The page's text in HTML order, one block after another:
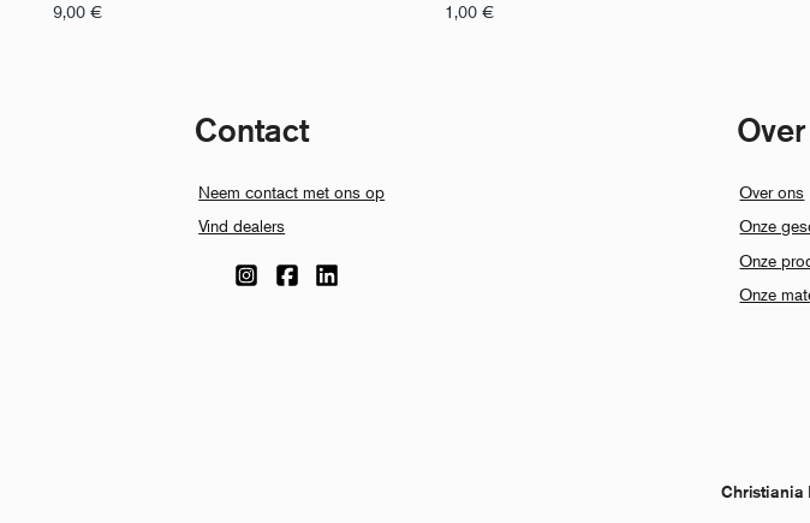
9,00 € 1,00 €
Contact
Neem contact met ons op
Vind dealers
Over ons
Onze
Onze
Onze
Christiania